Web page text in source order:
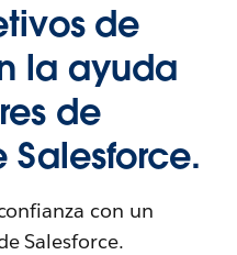
de
la ayuda
de
con un
Salesforce.